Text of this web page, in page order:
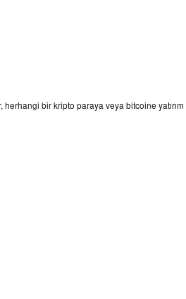
bir kripto paraya veya bitcoine